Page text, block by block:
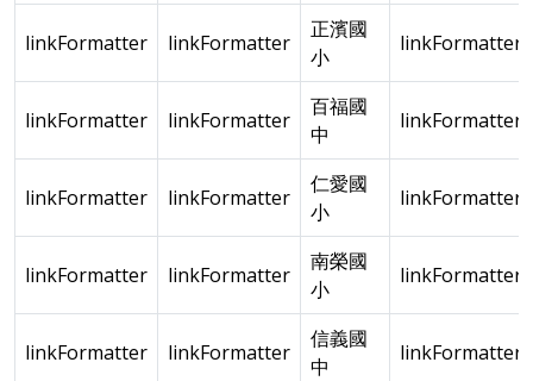
linkFormatter linkFormatter
正濱國
小
linkFormatter
linkFormatter linkFormatter
百福國
中
linkFormatter
linkFormatter linkFormatter
仁愛國
小
linkFormatter
linkFormatter linkFormatter
南榮國
小
linkFormatter
linkFormatter linkFormatter
信義國
中
linkFormatter